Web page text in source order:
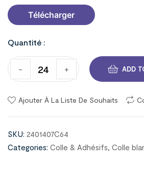
Télécharger
Quantité :
- + ADD
Ajouter À La Liste De Souhaits
SKU: 2401407C64
Categories: Colle & Adhésifs, Colle